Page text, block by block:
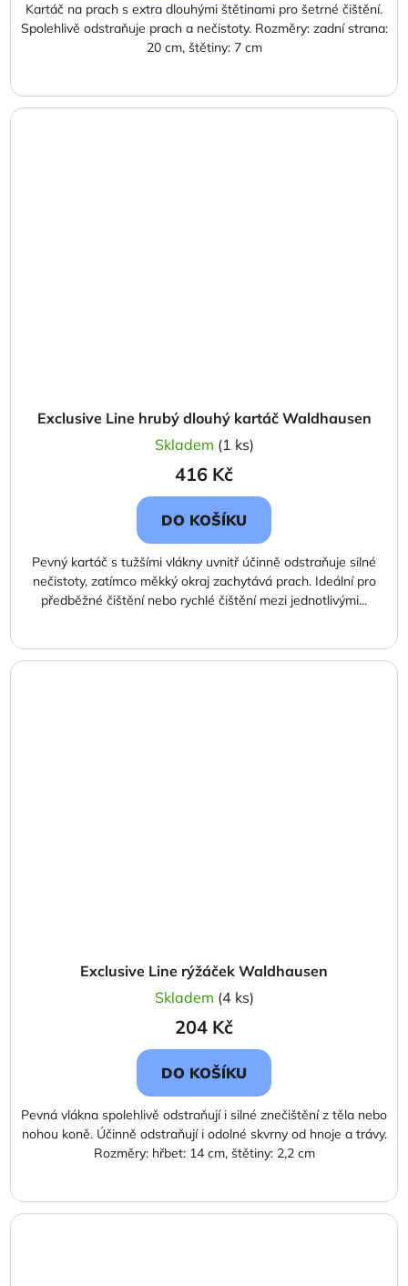
Kartáč na prach s extra dlouhými štětinami pro šetrné čištění.
Spolehlivě odstraňuje prach a nečistoty. Rozměry: zadní strana:
20 cm, štětiny: 7 cm
Exclusive Line hrubý dlouhý kartáč Waldhausen
Skladem (1 ks)
416 Kč
DO KOŠÍKU
Pevný kartáč s tužšími vlákny uvnitř účinně odstraňuje silné
nečistoty, zatímco měkký okraj zachytává prach. Ideální pro
předběžné čištění nebo rychlé čištění mezi jednotlivými...
Exclusive Line rýžáček Waldhausen
Skladem (4 ks)
204 Kč
DO KOŠÍKU
Pevná vlákna spolehlivě odstraňují i ​​silné znečištění z těla nebo
nohou koně. Účinně odstraňují i ​​odolné skvrny od hnoje a trávy.
Rozměry: hřbet: 14 cm, štětiny: 2,2 cm